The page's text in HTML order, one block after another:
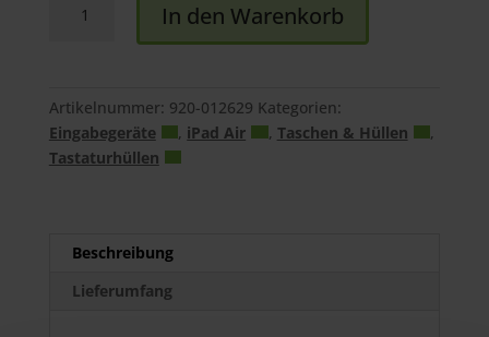
Combo
Air
Menge
In den Warenkorb
Artikelnummer: 920-012629 Kategorien:
Eingabegeräte
, iPad Air , Taschen & Hüllen
,
Tastaturhüllen
Beschreibung
Lieferumfang